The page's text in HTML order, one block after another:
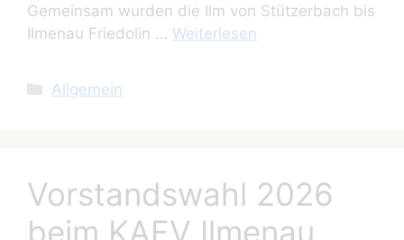
Gemeinsam wurden die Ilm von Stützerbach bis
Ilmenau Friedolin … Weiterlesen
Kategorien
Allgemein
Vorstandswahl 2026
beim KAFV Ilmenau